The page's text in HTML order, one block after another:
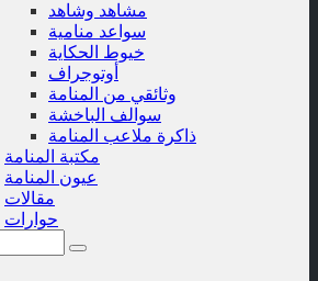
مشاهد وشاهد
سواعد منامية
خيوط الحكاية
أوتوجراف
وثائقي من المنامة
سوالف الباخشة
ذاكرة ملاعب المنامة
مكتبة المنامة
عيون المنامة
مقالات
حوارات